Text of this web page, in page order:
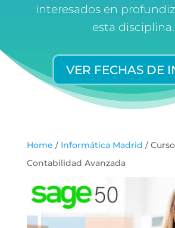
interesados en
esta disciplina.
VER FECHAS DE
Home / Informática Madrid /
Contabilidad Avanzada